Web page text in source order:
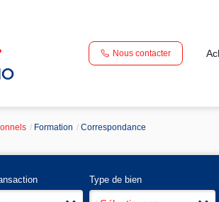
Nous contacter
Formation Correspondance
Type de bien